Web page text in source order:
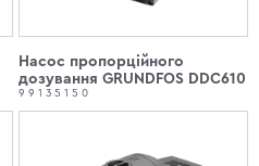
Насос пропорційного
дозування GRUNDFOS DDC610
99135150